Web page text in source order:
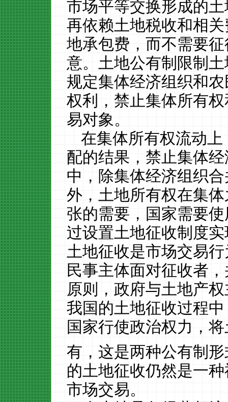
市场平等交换形成的
再依赖土地税收和相
地承包费，而不需要
意。土地公有制限制
规定集体经济组织和
权利，禁止集体所有
易对象。
在集体所有权流动
配的结果，禁止集体
中，除集体经济组织
外，土地所有权在集
张的需要，国家需要
过设置土地征收制度
土地征收是市场交易
民事主体面对征收者
原则，政府与土地产
我国的土地征收过程
国家行使政治权力，
有，这是两种公有制
的土地征收仍然是一
市场交易。